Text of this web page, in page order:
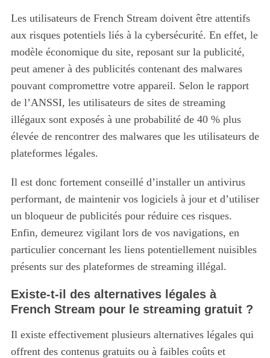
Les utilisateurs de French Stream doivent être attentifs
aux risques potentiels liés à la cybersécurité. En effet, le
modèle économique du site, reposant sur la publicité,
peut amener à des publicités contenant des malwares
pouvant compromettre votre appareil. Selon le rapport
de l’ANSSI, les utilisateurs de sites de streaming
illégaux sont exposés à une probabilité de 40 % plus
élevée de rencontrer des malwares que les utilisateurs de
plateformes légales.
Il est donc fortement conseillé d’installer un antivirus
performant, de maintenir vos logiciels à jour et d’utiliser
un bloqueur de publicités pour réduire ces risques.
Enfin, demeurez vigilant lors de vos navigations, en
particulier concernant les liens potentiellement nuisibles
présents sur des plateformes de streaming illégal.
Existe-t-il des alternatives légales à
French Stream pour le streaming gratuit ?
Il existe effectivement plusieurs alternatives légales qui
offrent des contenus gratuits ou à faibles coûts et